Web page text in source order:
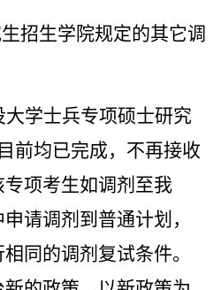
招生学院规定的其它调
大学士兵专项硕士研究
前均已完成，不再接收
项考生如调剂至我
请调剂到普通计划，
同的调剂复试条件。